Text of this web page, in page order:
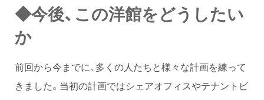
◆今後、この洋館をどうしたい
か
前回から今までに、多くの人たちと様々な計画を練って
きました。当初の計画ではシェアオフィスやテナントビ